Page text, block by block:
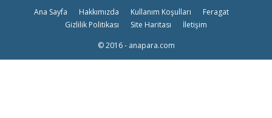
Ana Sayfa Hakkımızda Kullanım Koşulları
Feragat
Gizlilik Politikası
Site Haritası
İletişim
© 2016 - anapara.com